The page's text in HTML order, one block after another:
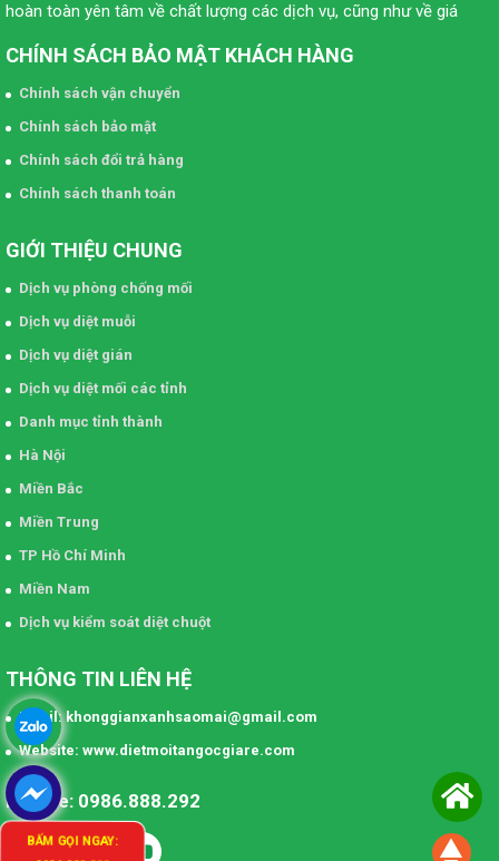
hoàn toàn yên tâm về chất lượng các dịch vụ, cũng như về giá
CHÍNH SÁCH BẢO MẬT KHÁCH HÀNG
Chính sách vận chuyển
Chính sách bảo mật
Chính sách đổi trả hàng
Chính sách thanh toán
GIỚI THIỆU CHUNG
Dịch vụ phòng chống mối
Dịch vụ diệt muỗi
Dịch vụ diệt gián
Dịch vụ diệt mối các tỉnh
Danh mục tỉnh thành
Hà Nội
Miền Bắc
Miền Trung
TP Hồ Chí Minh
Miền Nam
Dịch vụ kiểm soát diệt chuột
THÔNG TIN LIÊN HỆ
Email: khonggianxanhsaomai@gmail.com
Website: www.dietmoitangocgiare.com
Hotline: 0986.888.292
BẤM GỌI NGAY: